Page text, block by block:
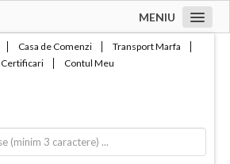
MENIU
Casa de Comenzi
Transport Marfa
Certificari
Contul Meu